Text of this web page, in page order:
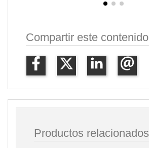
Compartir este contenido
Productos relacionados